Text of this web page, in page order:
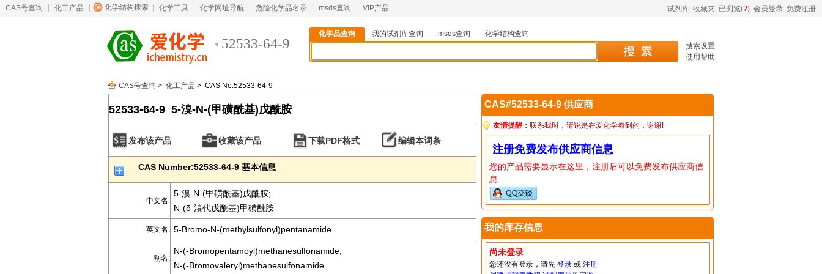
CAS号查询 化工产品 化学结构搜索 化学工具 化学网址导航 危险化学品名录 msds查询 VIP产品 试剂库 收藏夹 已浏览(?) 会员登录 免费注册
52533-64-9
化学品查询 我的试剂库查询 msds查询
化学结构查询
搜索设置
使用帮助
CAS号查询 > 化工产品 > CAS No.52533-64-9
52533-64-9 5-溴-N-(甲磺酰基)戊酰胺
发布该产品 收藏该产品 下载PDF格式 编辑本词条
CAS Number:52533-64-9 基本信息
中文名:
5-溴-N-(甲磺酰基)戊酰胺;
N-(δ-溴代戊酰基)甲磺酰胺
英文名: 5-Bromo-N-(methylsulfonyl)pentanamide
别名:
N-(-Bromopentamoyl)methanesulfonamide;
N-(-Bromovaleryl)methanesulfonamide
CAS#52533-64-9 供应商
友情提醒： 联系我时，请说是在爱化学看到的，谢谢!
注册免费发布供应商信息
您的产品需要显示在这里，注册后可以免费发布供应商信
息
我的库存信息
尚未登录
您还没有登录，请先 登录或 注册